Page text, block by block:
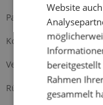
Partnerprogramm
Kontakt
Versand und Zahlung
Rückgabe
Website
Rahmen
gesammelt